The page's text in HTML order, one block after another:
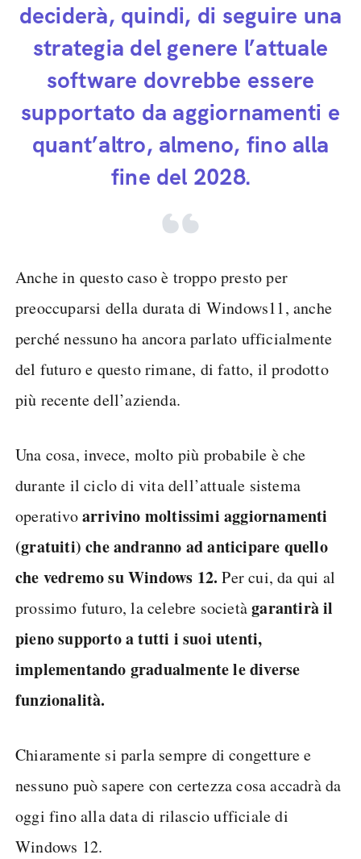
deciderà, quindi, di seguire una
strategia del genere l’attuale
software dovrebbe essere
supportato da aggiornamenti e
quant’altro, almeno, fino alla
fine del 2028.
Anche in questo caso è troppo presto per
preoccuparsi della durata di Windows11, anche
perché nessuno ha ancora parlato ufficialmente
del futuro e questo rimane, di fatto, il prodotto
più recente dell’azienda.
Una cosa, invece, molto più probabile è che
durante il ciclo di vita dell’attuale sistema
operativoarrivino moltissimi aggiornamenti
(gratuiti) che andranno ad anticipare quello
che vedremo su Windows 12. Per cui, da qui al
prossimo futuro, la celebre societàgarantirà il
pieno supporto a tutti i suoi utenti,
implementando gradualmente le diverse
funzionalità.
Chiaramente si parla sempre di congetture e
nessuno può sapere con certezza cosa accadrà da
oggi fino alla data di rilascio ufficiale di
Windows 12.